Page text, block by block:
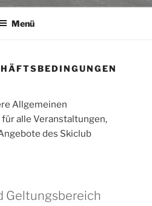
Menü
Allgemeinen
alle Veranstaltungen,
des Skiclub
Geltungsbereich